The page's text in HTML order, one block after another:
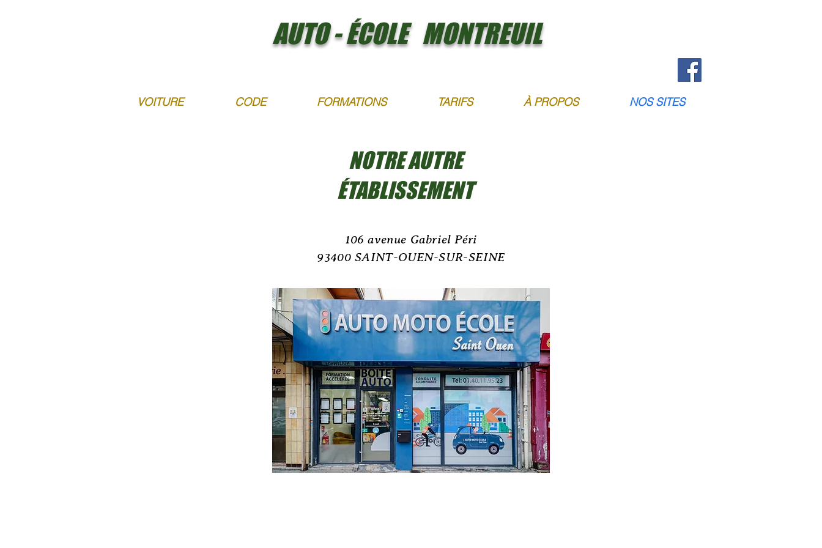
AUTO - ÉCOLE MONTREUIL
VOITURE CODE FORMATIONS TARIFS À PROPOS NOS SITES
NOTRE AUTRE
ÉTABLISSEMENT
106 avenue Gabriel Péri
93400 SAINT-OUEN-SUR-SEINE